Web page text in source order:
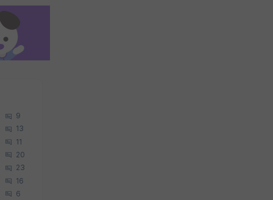
9
13
11
20
23
16
6